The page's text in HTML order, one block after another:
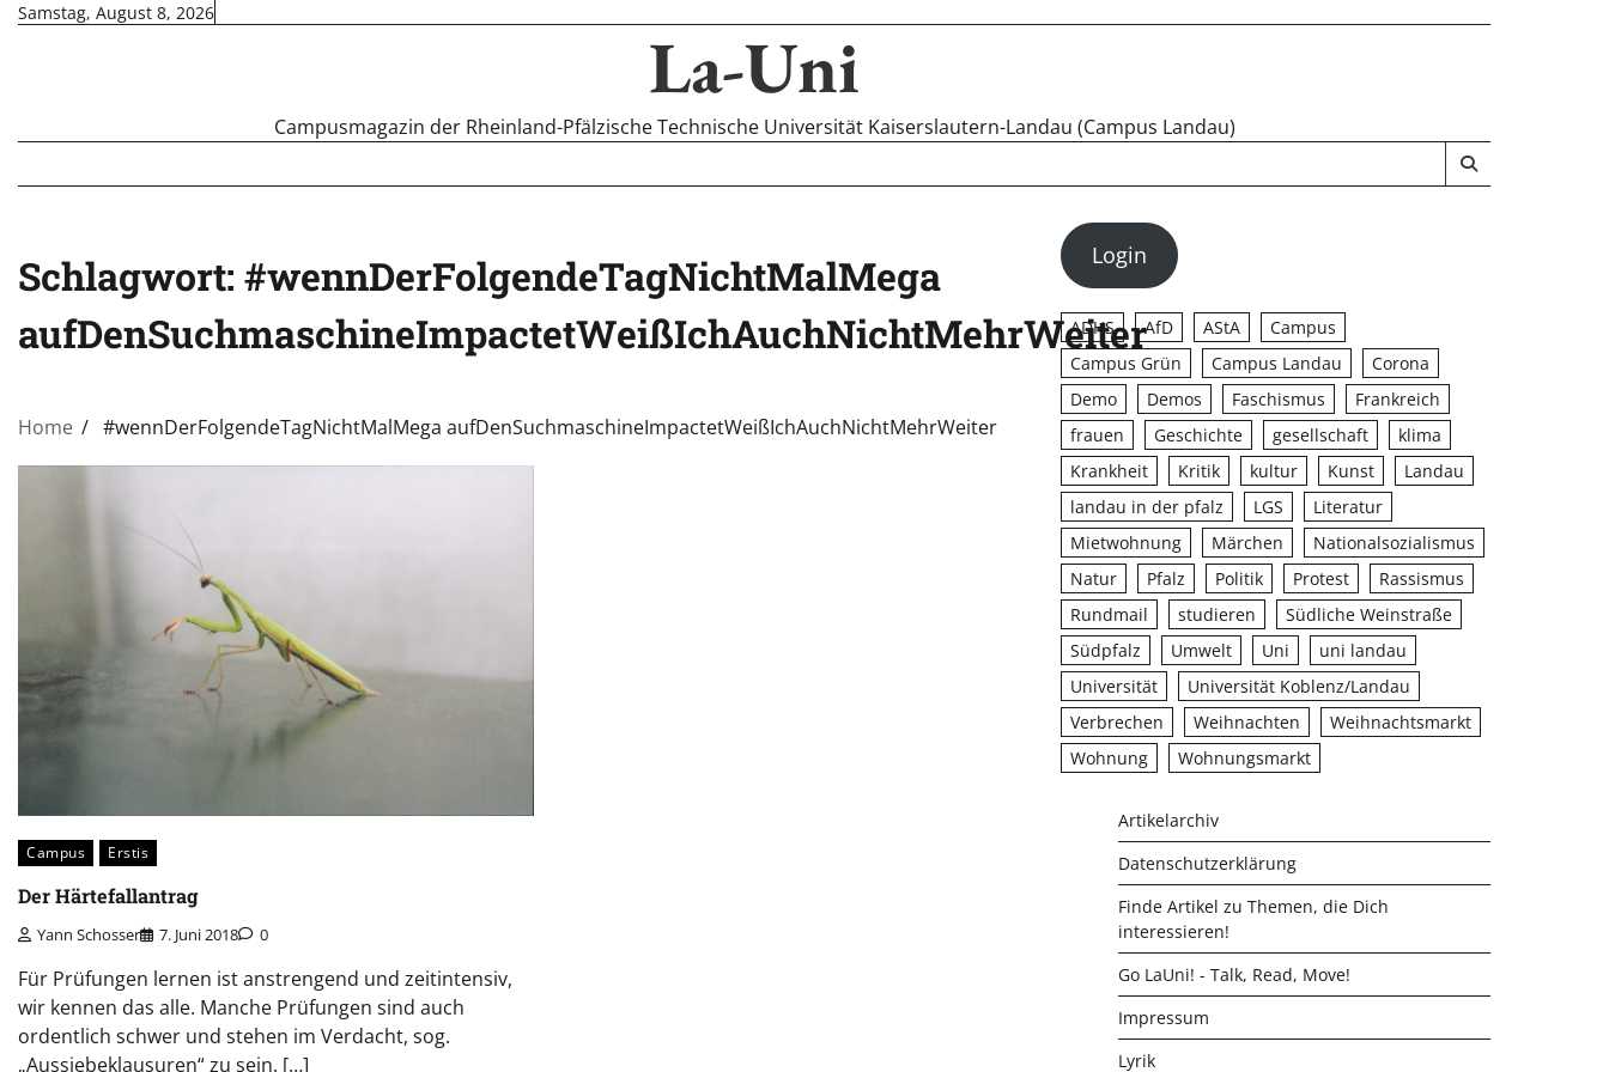
SkipSamstag, August 8, 2026
La-Uni
Campusmagazin der Rheinland-Pfälzische Technische Universität Kaiserslautern-Landau (Campus Landau)
Schlagwort: #wennDerFolgendeTagNichtMalMega
aufDenSuchmaschineImpactetWeißIchAuchNichtMehrWeiter
Home #wennDerFolgendeTagNichtMalMega aufDenSuchmaschineImpactetWeißIchAuchNichtMehrWeiter
Campus Erstis
Der Härtefallantrag
Yann Schosser 7. Juni 2018 0
Für Prüfungen lernen ist anstrengend und zeitintensiv,
wir kennen das alle. Manche Prüfungen sind auch
ordentlich schwer und stehen im Verdacht, sog.
„Aussiebeklausuren“ zu sein. […]
Login
ADHS AfD AStA
Campus
Campus Grün
Campus Landau
Corona
Demo
Demos Faschismus
Frankreich
frauen
Geschichte gesellschaft
klima
Krankheit
Kritik kultur Kunst
Landau
landau in der pfalz
LGS
Literatur
Mietwohnung
Märchen
Nationalsozialismus
Natur
Pfalz Politik Protest
Rassismus
Rundmail
studieren
Südliche Weinstraße
Südpfalz
Umwelt Uni
uni landau
Universität
Universität Koblenz/Landau
Verbrechen
Weihnachten
Weihnachtsmarkt
Wohnung
Wohnungsmarkt
Artikelarchiv
Datenschutzerklärung
Finde Artikel zu Themen, die Dich
interessieren!
Go LaUni! - Talk, Read, Move!
Impressum
Lyrik